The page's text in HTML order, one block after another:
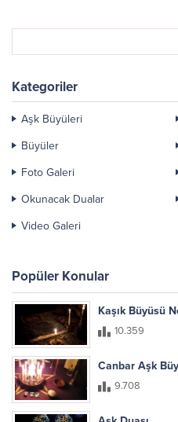
Kategoriler
Aşk Büyüleri
Büyüler
Foto Galeri
Okunacak Dualar
Video Galeri
Popüler Konular
Kaşık Büyüsü
10.359
Canbar Aşk
9.708